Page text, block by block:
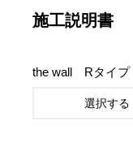
施工説明書
the wall Rタイプ
選択する